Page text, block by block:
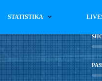
STATISTIKA